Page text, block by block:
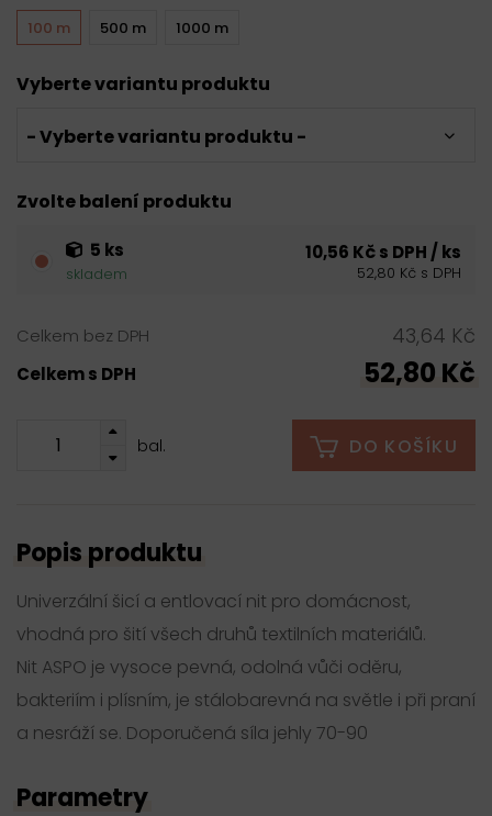
100 m 500 m 1000 m
Vyberte variantu produktu
- Vyberte variantu produktu -
Zvolte balení produktu
5 ks
skladem
10,56 Kč s DPH / ks
52,80 Kč s DPH
Celkem bez DPH 43,64 Kč
Celkem s DPH 52,80 Kč
bal. DO KOŠÍKU
Popis produktu
Univerzální šicí a entlovací nit pro domácnost,
vhodná pro šití všech druhů textilních materiálů.
Nit ASPO je vysoce pevná, odolná vůči oděru,
bakteriím i plísním, je stálobarevná na světle i při praní
a nesráží se. Doporučená síla jehly 70-90
Parametry